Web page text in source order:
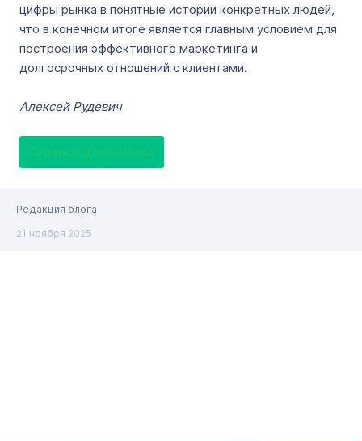
цифры рынка в понятные истории конкретных людей,
что в конечном итоге является главным условием для
построения эффективного маркетинга и
долгосрочных отношений с клиентами.
Алексей Рудевич
Сервисы для бизнеса
Редакция блога
21 ноября 2025